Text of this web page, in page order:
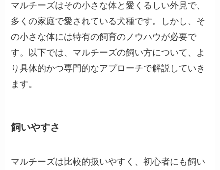
マルチーズはその小さな体と愛くるしい外見で、
多くの家庭で愛されている犬種です。しかし、そ
の小さな体には特有の飼育のノウハウが必要で
す。以下では、マルチーズの飼い方について、よ
り具体的かつ専門的なアプローチで解説していき
ます。
飼いやすさ
マルチーズは比較的扱いやすく、初心者にも飼い